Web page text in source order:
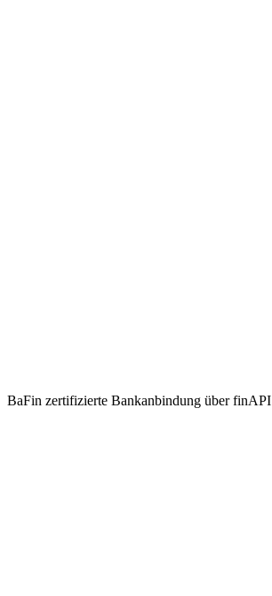
BaFin zertifizierte Bankanbindung über finAPI